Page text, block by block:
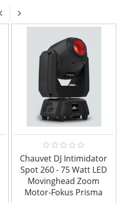
Chauvet DJ Intimidator
Spot 260 - 75 Watt LED
Movinghead Zoom
Motor-Fokus Prisma